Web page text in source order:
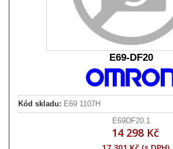
E69-DF20
Kód skladu: E69 1107H
E69DF20.1
14 298 Kč